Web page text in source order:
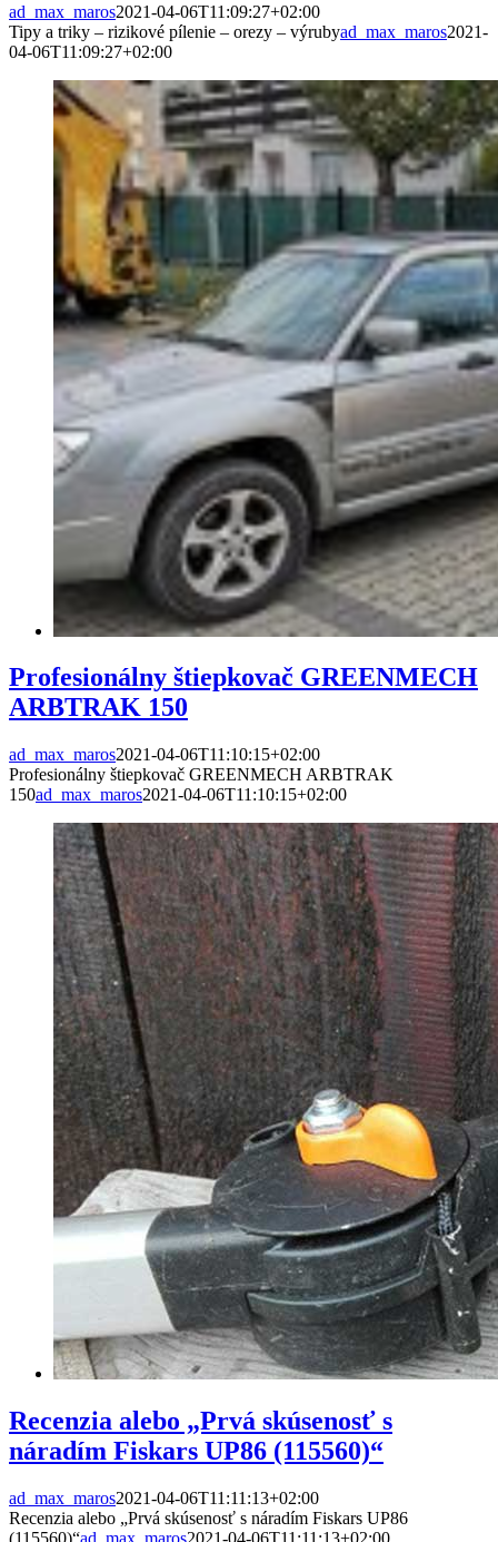
ad_max_maros2021-04-06T11:09:27+02:00
Tipy a triky – rizikové pílenie – orezy – výrubyad_max_maros2021-
04-06T11:09:27+02:00
Profesionálny štiepkovač GREENMECH
ARBTRAK 150
ad_max_maros2021-04-06T11:10:15+02:00
Profesionálny štiepkovač GREENMECH ARBTRAK
150ad_max_maros2021-04-06T11:10:15+02:00
Recenzia alebo „Prvá skúsenosť s
náradím Fiskars UP86 (115560)“
ad_max_maros2021-04-06T11:11:13+02:00
Recenzia alebo „Prvá skúsenosť s náradím Fiskars UP86